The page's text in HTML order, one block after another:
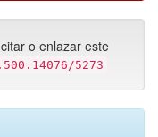
o enlazar este
5273